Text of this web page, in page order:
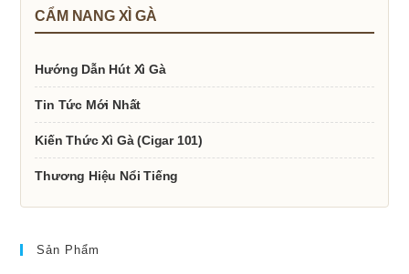
CẨM NANG XÌ GÀ
Hướng Dẫn Hút Xì Gà
Tin Tức Mới Nhất
Kiến Thức Xì Gà (Cigar 101)
Thương Hiệu Nổi Tiếng
Sản Phẩm